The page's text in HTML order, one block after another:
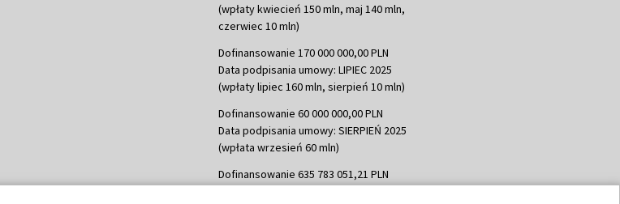
(wpłaty kwiecień 150 mln, maj 140 mln,
czerwiec 10 mln)
Dofinansowanie 170 000 000,00 PLN
Data podpisania umowy: LIPIEC 2025
(wpłaty lipiec 160 mln, sierpień 10 mln)
Dofinansowanie 60 000 000,00 PLN
Data podpisania umowy: SIERPIEŃ 2025
(wpłata wrzesień 60 mln)
Dofinansowanie 635 783 051,21 PLN